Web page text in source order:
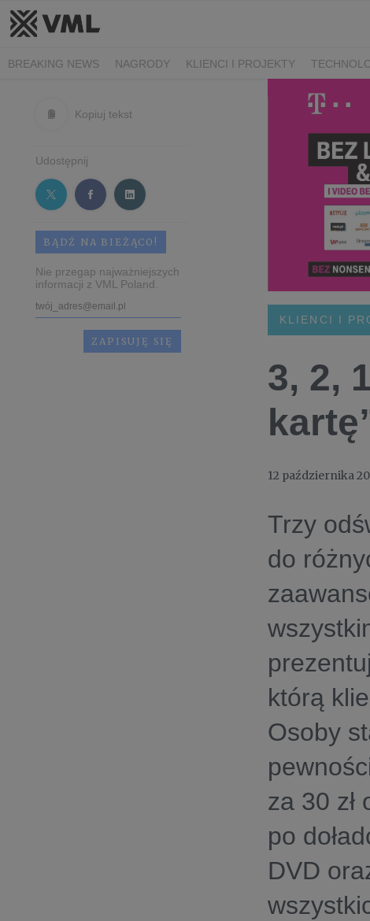
BREAKING NEWS NAGRODY KLIENCI I PROJEKTY
Kopiuj tekst
Udostępnij
BĄDŹ NA BIEŻĄCO!
Nie przegap najważniejszych
informacji z VML Poland.
KLIENCI I
3, 2,
12 października
Trzy
do
którą
Osoby
za 30 zł
po
DVD